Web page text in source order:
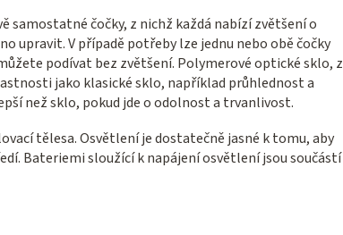
samostatné čočky, z nichž každá nabízí zvětšení o
upravit. V případě potřeby lze jednu nebo obě čočky
podívat bez zvětšení. Polymerové optické sklo, z
jako klasické sklo, například průhlednost a
než sklo, pokud jde o odolnost a trvanlivost.
tělesa. Osvětlení je dostatečně jasné k tomu, aby
Bateriemi sloužící k napájení osvětlení jsou součástí